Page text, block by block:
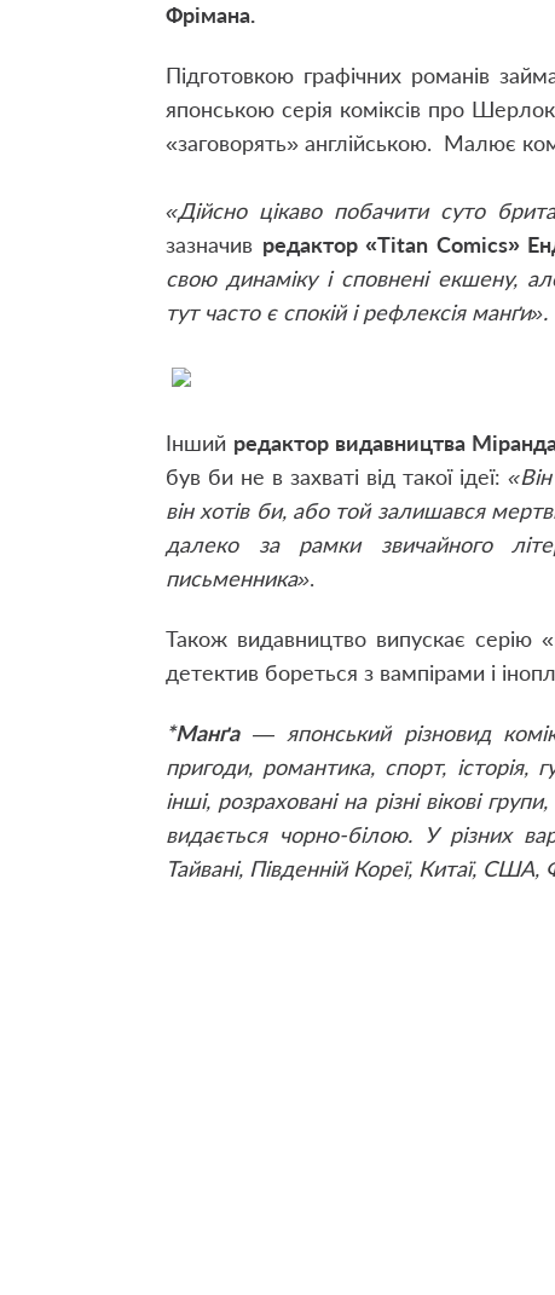
Фрімана.
Підготовкою графічних романів
японською серія коміксів про
«заговорять» англійською. Малює
«Дійсно цікаво побачити суто
зазначив редактор «Titan Comics»
свою динаміку і сповнені екшену,
тут часто є спокій і рефлексія манґи».
Інший редактор видавництва
був би не в захваті від такої ідеї:
він хотів би, або той залишався
далеко за рамки звичайного
письменника».
Також видавництво випускає серію
детектив бореться з вампірами і
*Манґа— японський різновид
пригоди, романтика, спорт, історія,
інші, розраховані на різні вікові
видається чорно-білою. У різних
Тайвані, Південній Кореї, Китаї, США,